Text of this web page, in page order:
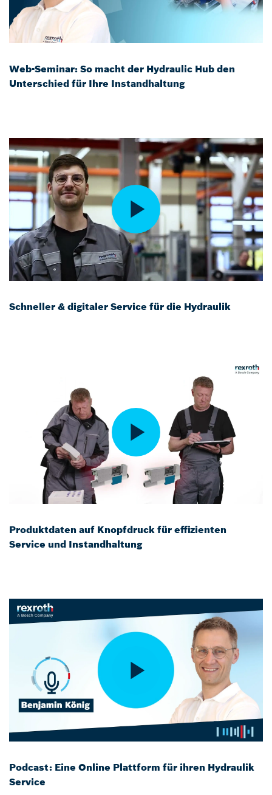
Web-Seminar: So macht der Hydraulic Hub den
Unterschied für Ihre Instandhaltung
Schneller & digitaler Service für die Hydraulik
Produktdaten auf Knopfdruck für effizienten
Service und Instandhaltung
Podcast: Eine Online Plattform für ihren Hydraulik
Service